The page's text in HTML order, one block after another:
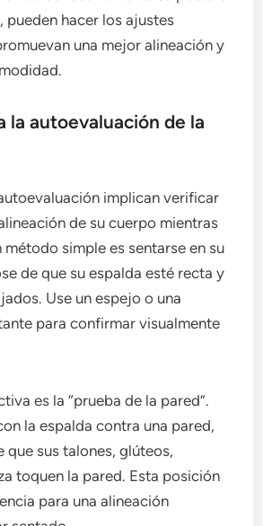
pueden hacer los ajustes
una mejor alineación y
la autoevaluación de la
implican verificar
de su cuerpo mientras
método simple es sentarse en su
de que su espalda esté recta y
Use un espejo o una
para confirmar visualmente
es la “prueba de la pared”.
la espalda contra una pared,
que sus talones, glúteos,
toquen la pared. Esta posición
para una alineación